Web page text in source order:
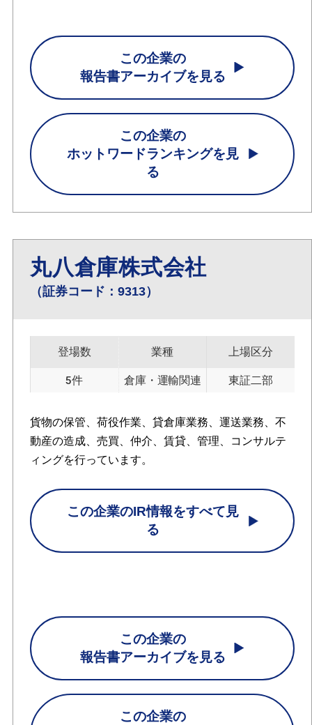
この企業の
報告書アーカイブを見る
この企業の
ホットワードランキングを見
る
丸八倉庫株式会社
（証券コード：9313）
登場数
5件
業種
倉庫・運輸関連
上場区分
東証二部
貨物の保管、荷役作業、貸倉庫業務、運送業務、不
動産の造成、売買、仲介、賃貸、管理、コンサルテ
ィングを行っています。
この企業のIR情報をすべて見
る
この企業の
報告書アーカイブを見る
この企業の